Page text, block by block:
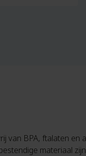
van BPA, ftalaten en
materiaal